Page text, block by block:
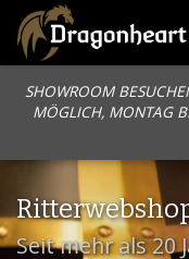
SHOWROOM
MÖGLICH, MONTAG
Seit mehr als 20